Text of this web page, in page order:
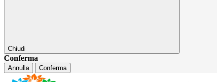
Chiudi
Conferma
Annulla Conferma